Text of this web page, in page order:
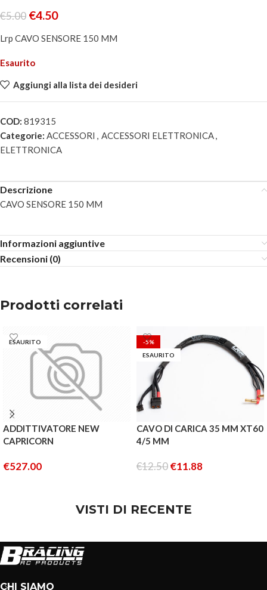
€5.00 €4.50
Lrp CAVO SENSORE 150 MM
Esaurito
Aggiungi alla lista dei desideri
COD: 819315
Categorie: ACCESSORI , ACCESSORI ELETTRONICA,
ELETTRONICA
Descrizione
CAVO SENSORE 150 MM
Informazioni aggiuntive
Recensioni (0)
Prodotti correlati
ESAURITO
ADDITTIVATORE NEW
CAPRICORN
€527.00
-5%
ESAURITO
CAVO DI CARICA 35 MM XT60
4/5 MM
€12.50€11.88
VISTI DI RECENTE
CHI SIAMO